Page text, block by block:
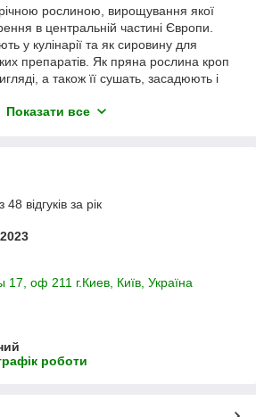
рослиною, вирощування якої
в центральній частині Європи.
у кулінарії та як сировину для
препаратів. Як пряна рослина кроп
а також її сушать, засадюють і
в лікеро-горілчаній та
дуже рано. У зв'язку з тим, що він
літнього сезону.
найбільш ранньої зелені.
до -5
потрібна вища температура,
матеріалу вибирається
дренована. Культура розводиться
у землю, щойно вона буде готова
Показати все
відгуків за рік
оф 211 г.Киев, Київ, Україна
роботи